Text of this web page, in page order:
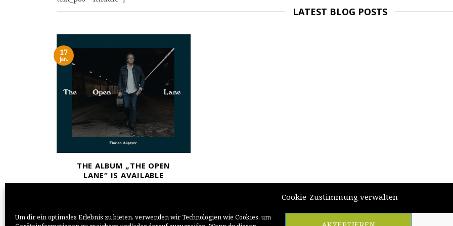
Cookie-Zustimmung verwalten
Um dir ein optimales Erlebnis zu bieten, verwenden wir Technologien wie Cookies, um
LATEST BLOG POSTS
THE ALBUM „THE OPEN
LANE“ IS AVAILABLE
17
Jan.